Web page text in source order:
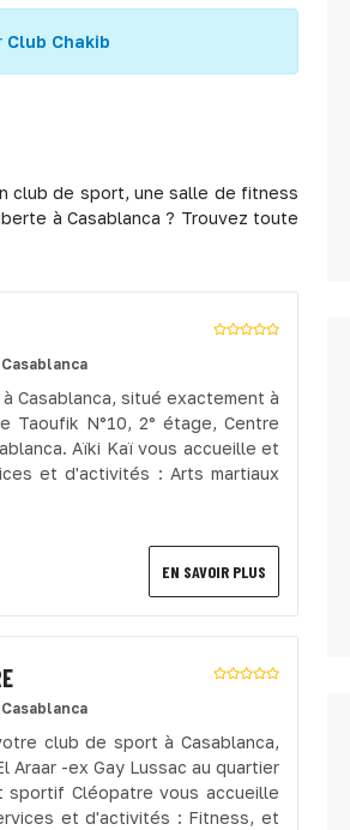
Club Chakib
club de sport, une salle de fitness
à Casablanca ? Trouvez toute
Casablanca
Casablanca, situé exactement à
Taoufik N°10, 2° étage, Centre
Aïki Kaï vous accueille et
et d'activités : Arts martiaux
EN SAVOIR PLUS
Casablanca
club de sport à Casablanca,
Araar -ex Gay Lussac au quartier
sportif Cléopatre vous accueille
et d'activités : Fitness, et